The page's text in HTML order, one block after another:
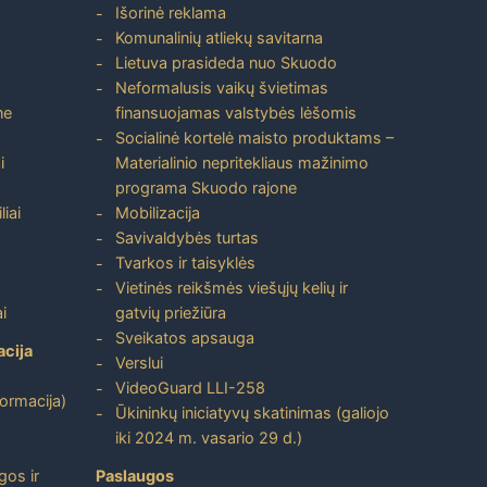
ir
Išorinė reklama
Komunalinių atliekų savitarna
Lietuva prasideda nuo Skuodo
Neformalusis vaikų švietimas
finansuojamas valstybės lėšomis
Socialinė kortelė maisto produktams –
Materialinio nepritekliaus mažinimo
programa Skuodo rajone
Mobilizacija
Savivaldybės turtas
Tvarkos ir taisyklės
Vietinės reikšmės viešųjų kelių ir
gatvių priežiūra
Sveikatos apsauga
Verslui
VideoGuard LLI-258
Ūkininkų iniciatyvų skatinimas (galiojo
iki 2024 m. vasario 29 d.)
Paslaugos